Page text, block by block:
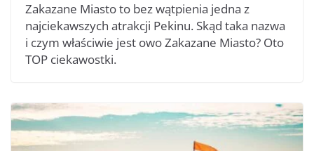
Zakazane Miasto to bez wątpienia jedna z
najciekawszych atrakcji Pekinu. Skąd taka nazwa
i czym właściwie jest owo Zakazane Miasto? Oto
TOP ciekawostki.